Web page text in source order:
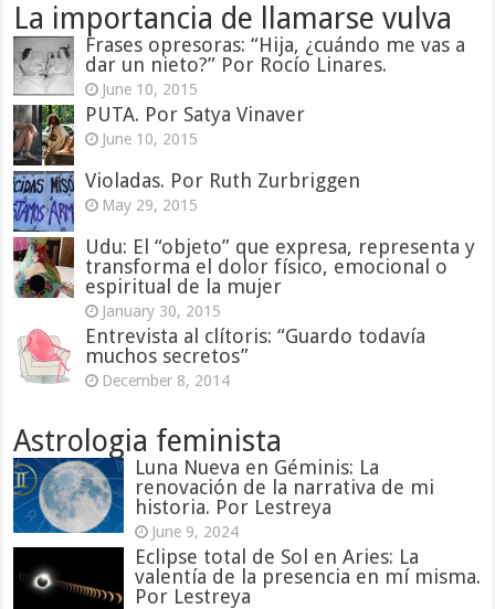
La importancia de llamarse vulva
Frases opresoras: “Hija, ¿cuándo me vas a
dar un nieto?” Por Rocío Linares.
June 10, 2015
PUTA. Por Satya Vinaver
June 10, 2015
Violadas. Por Ruth Zurbriggen
May 29, 2015
Udu: El “objeto” que expresa, representa y
transforma el dolor físico, emocional o
espiritual de la mujer
January 30, 2015
Entrevista al clítoris: “Guardo todavía
muchos secretos”
December 8, 2014
Astrologia feminista
Luna Nueva en Géminis: La
renovación de la narrativa de mi
historia. Por Lestreya
June 9, 2024
Eclipse total de Sol en Aries: La
valentía de la presencia en mí misma.
Por Lestreya